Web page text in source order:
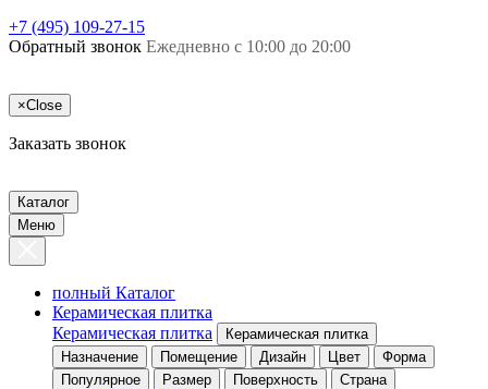
+7 (495) 109-27-15
Обратный звонок Ежедневно с 10:00 до 20:00
×Close
Заказать звонок
Каталог
Меню
полный Каталог
Керамическая плитка
Керамическая плитка
Керамическая плитка
Назначение
Помещение Дизайн Цвет
Форма
Популярное
Размер Поверхность Страна